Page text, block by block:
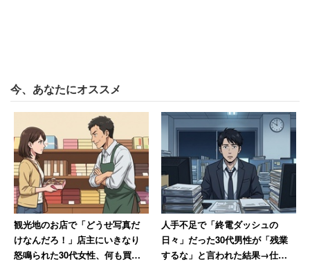
ほぼ半数で、「どちらかといえばなくてもいい」は39.8％
だった。
いい学校を出たらいい会社に入れて幸せに、
ということが成り立たない時代？
さほど大きな差ではないように見えるが、昭和生まれが学
歴を重視する理由はよくわかる。「学歴がある」を仮に
今、あなたにオススメ
観光地のお店で「どうせ写真だ
けなんだろ！」店主にいきなり
怒鳴られた30代女性、何も買わ
人手不足で「終電ダッシュの
日々」だった30代男性が「残業
するな」と言われた結果→仕事